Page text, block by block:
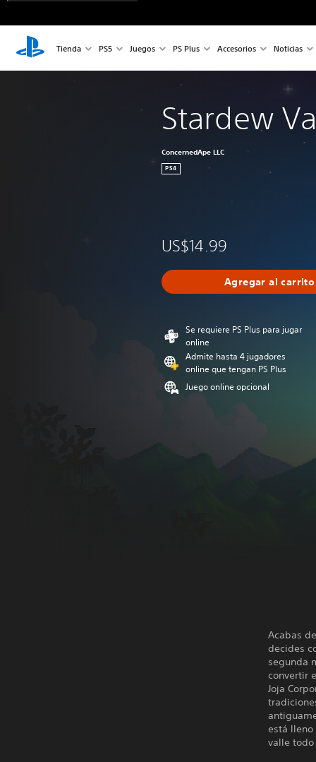
Tienda PS5 Juegos PS Plus Accesorios Noticias
Stardew
ConcernedApe LLC
PS4
US$14.99
Agregar al carrito
Se requiere PS Plus para jugar
online
Admite hasta 4 jugadores
online que tengan PS Plus
Juego online opcional
Acabas
decides
segunda
convertir
Joja
está lleno
valle todo